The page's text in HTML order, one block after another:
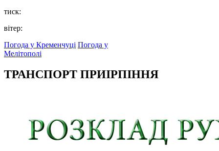
тиск:
вітер:
Погода у Кременчуці Погода у
Мелітополі
ТРАНСПОРТ ПРИІРПІННЯ